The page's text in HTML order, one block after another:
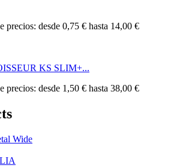
precios: desde 0,75 € hasta 14,00 €
KS SLIM+...
precios: desde 1,50 € hasta 38,00 €